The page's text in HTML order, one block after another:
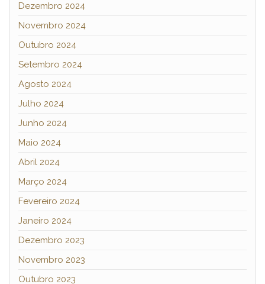
Dezembro 2024
Novembro 2024
Outubro 2024
Setembro 2024
Agosto 2024
Julho 2024
Junho 2024
Maio 2024
Abril 2024
Março 2024
Fevereiro 2024
Janeiro 2024
Dezembro 2023
Novembro 2023
Outubro 2023